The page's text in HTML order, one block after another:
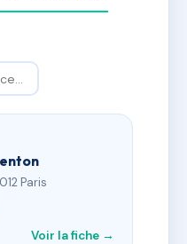
Paris
Voir la fiche →